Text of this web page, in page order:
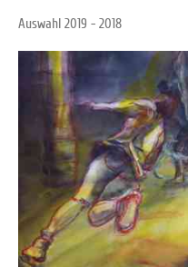
Auswahl 2019 - 2018